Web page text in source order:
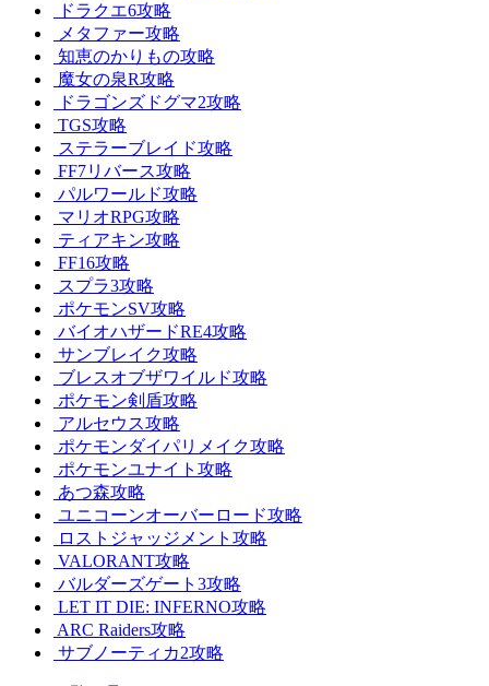
ドラクエ6攻略
メタファー攻略
知恵のかりもの攻略
魔女の泉R攻略
ドラゴンズドグマ2攻略
TGS攻略
ステラーブレイド攻略
FF7リバース攻略
パルワールド攻略
マリオRPG攻略
ティアキン攻略
FF16攻略
スプラ3攻略
ポケモンSV攻略
バイオハザードRE4攻略
サンブレイク攻略
ブレスオブザワイルド攻略
ポケモン剣盾攻略
アルセウス攻略
ポケモンダイパリメイク攻略
ポケモンユナイト攻略
あつ森攻略
ユニコーンオーバーロード攻略
ロストジャッジメント攻略
VALORANT攻略
バルダーズゲート3攻略
LET IT DIE: INFERNO攻略
ARC Raiders攻略
サブノーティカ2攻略